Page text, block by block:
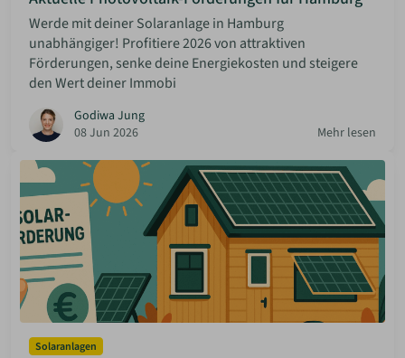
Werde mit deiner Solaranlage in Hamburg
unabhängiger! Profitiere 2026 von attraktiven
Förderungen, senke deine Energiekosten und steigere
den Wert deiner Immobi
Godiwa Jung
08 Jun 2026
Mehr lesen
Solaranlagen